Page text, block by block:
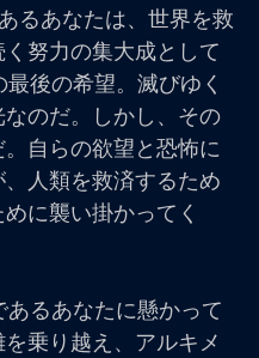
るあなたは、世界を救
努力の集大成として
後の希望。滅びゆく
のだ。しかし、その
自らの欲望と恐怖に
人類を救済するため
に襲い掛かってく
あるあなたに懸かって
乗り越え、アルキメ